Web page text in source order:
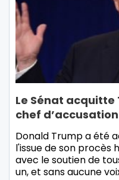
Le Sénat acquitte
chef d’accusation
Donald Trump a été
l'issue de son procès
avec le soutien de
un, et sans aucune